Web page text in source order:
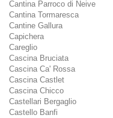
Cantina Parroco di Neive
Cantina Tormaresca
Cantine Gallura
Capichera
Careglio
Cascina Bruciata
Cascina Ca' Rossa
Cascina Castlet
Cascina Chicco
Castellari Bergaglio
Castello Banfi